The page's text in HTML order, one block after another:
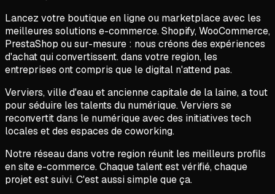
Lancez votre boutique en ligne ou marketplace avec les
meilleures solutions e-commerce. Shopify, WooCommerce,
PrestaShop ou sur-mesure : nous créons des expériences
d'achat qui convertissent. dans votre region, les
entreprises ont compris que le digital n'attend pas.
Verviers, ville d'eau et ancienne capitale de la laine, a tout
pour séduire les talents du numérique. Verviers se
reconvertit dans le numérique avec des initiatives tech
locales et des espaces de coworking.
Notre réseau dans votre region réunit les meilleurs profils
en site e-commerce. Chaque talent est vérifié, chaque
projet est suivi. C'est aussi simple que ça.